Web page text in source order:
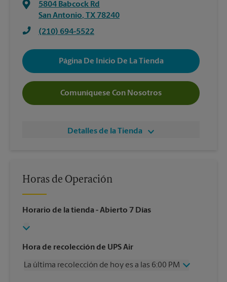
5804 Babcock Rd
San Antonio, TX 78240
(210) 694-5522
Página De Inicio De La Tienda
Comuníquese Con Nosotros
Detalles de la Tienda
Horas de Operación
Horario de la tienda - Abierto 7 Días
Hora de recolección de UPS Air
La última recolección de hoy es a las 6:00 PM